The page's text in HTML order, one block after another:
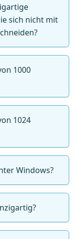
sich nicht mit
1000
1024
Windows?